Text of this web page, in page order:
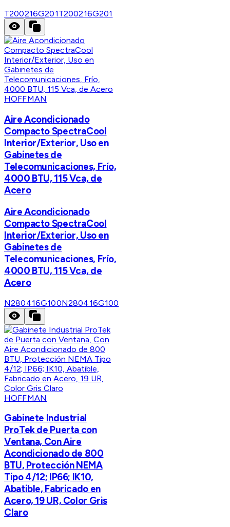
T200216G201T200216G201
HOFFMAN
Aire Acondicionado
Compacto SpectraCool
Interior/Exterior, Uso en
Gabinetes de
Telecomunicaciones, Frío,
4000 BTU, 115 Vca, de
Acero
Aire Acondicionado
Compacto SpectraCool
Interior/Exterior, Uso en
Gabinetes de
Telecomunicaciones, Frío,
4000 BTU, 115 Vca, de
Acero
N280416G100N280416G100
HOFFMAN
Gabinete Industrial
ProTek de Puerta con
Ventana, Con Aire
Acondicionado de 800
BTU, Protección NEMA
Tipo 4/12; IP66; IK10,
Abatible, Fabricado en
Acero, 19 UR, Color Gris
Claro